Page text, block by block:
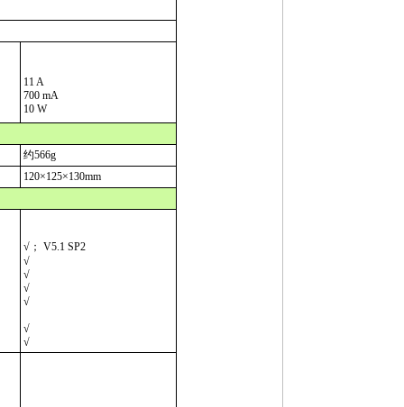
11 A
700 mA
10 W
约566g
120×125×130mm
√； V5.1 SP2
√
√
√
√
√
√